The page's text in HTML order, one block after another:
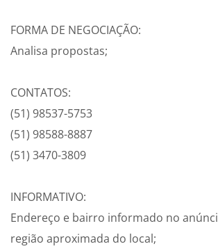
FORMA DE NEGOCIAÇÃO:
Analisa propostas;
CONTATOS:
(51) 98537-5753
(51) 98588-8887
(51) 3470-3809
INFORMATIVO:
Endereço e bairro informado no
região aproximada do local;